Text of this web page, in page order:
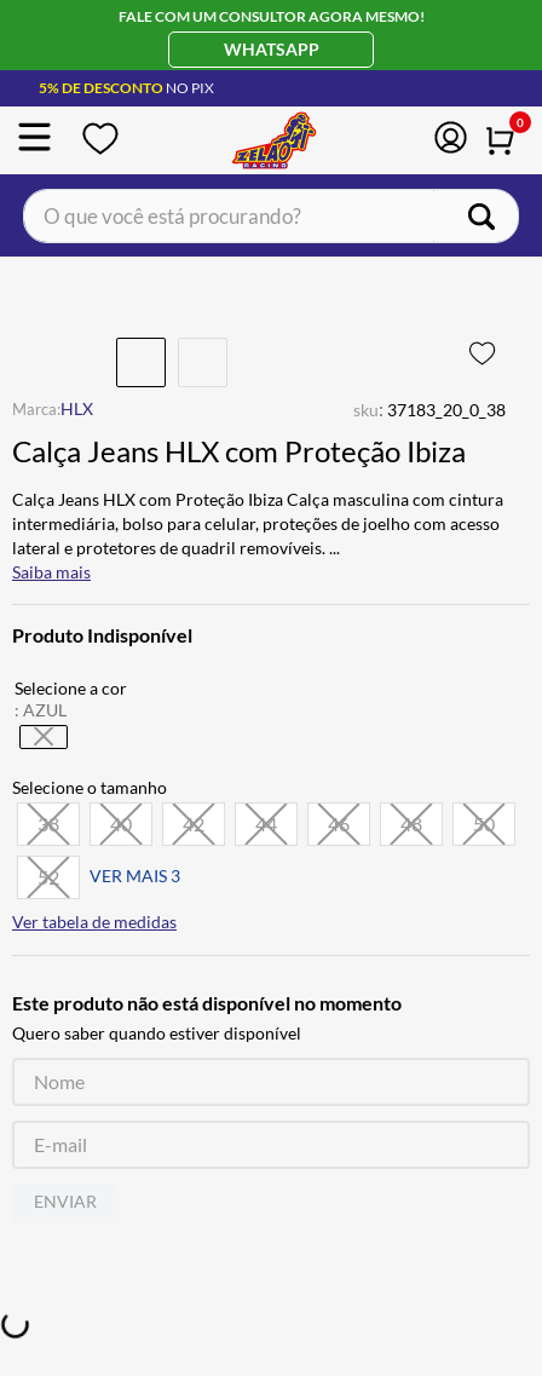
FALE COM UM CONSULTOR AGORA MESMO!
WHATSAPP
5% DE DESCONTO NO PIX
0
O que você está procurando?
HLX sku: 37183_20_0_38
Calça Jeans HLX com Proteção Ibiza
Calça Jeans HLX com Proteção Ibiza Calça masculina com cintura
intermediária, bolso para celular, proteções de joelho com acesso
lateral e protetores de quadril removíveis....
Saiba mais
Produto Indisponível
: AZUL
38 40 42 44 46 48 50
52 VER MAIS 3
Ver tabela de medidas
Este produto não está disponível no momento
Quero saber quando estiver disponível
ENVIAR
JAQUETA
6º BAU
7º ALPINESTAR
8º CALÇA
9º BOTAS
10º AIROH